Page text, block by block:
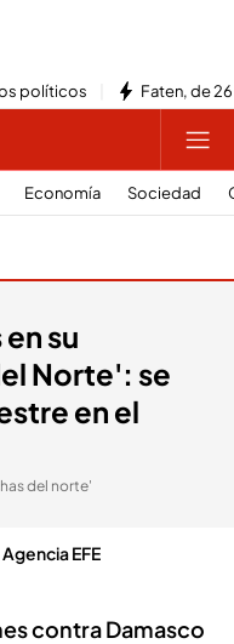
políticos Faten, de
Economía Sociedad
su
Norte': se
en el
del norte'
Agencia EFE
contra Damasco